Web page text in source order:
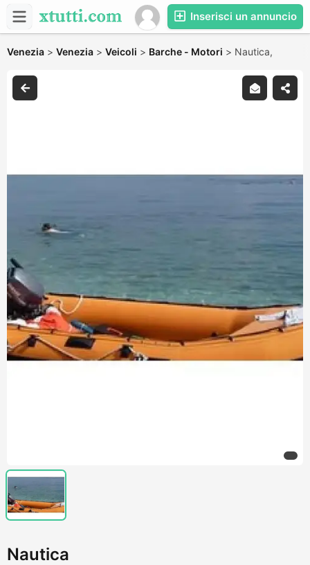
Inserisci un annuncio
Venezia > Venezia > Veicoli > Barche - Motori > Nautica,
Nautica